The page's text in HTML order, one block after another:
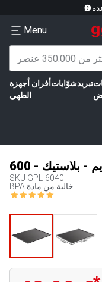
Menu
أجهزة
الطهي
أفران شوّاياتتبريد
SKU GPL-6040
BPA خالية من مادة